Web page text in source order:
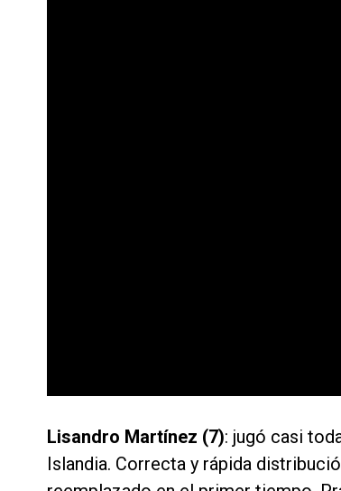
Lisandro Martínez (7): jugó casi
Islandia. Correcta y rápida